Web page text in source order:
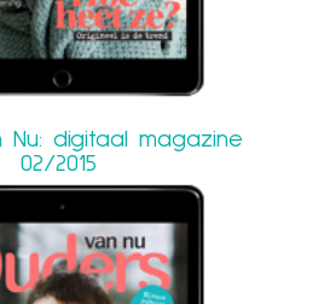
Nu: digitaal magazine
02/2015